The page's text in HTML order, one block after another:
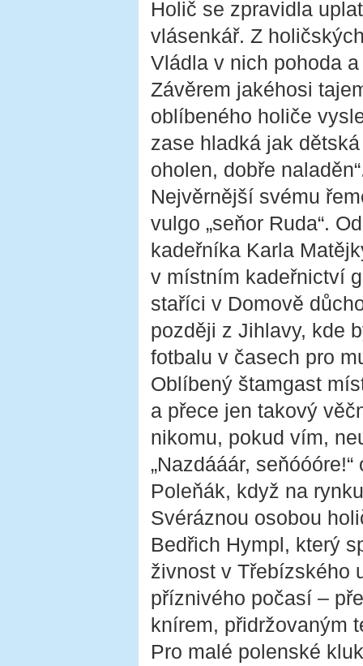
Holič se zpravidla
vlásenkář. Z
Vládla v nich pohoda
Závěrem jakéhosi
oblíbeného holiče
zase hladká jak
oholen, dobře
Nejvěrnější svému
vulgo „seňor Ruda“.
kadeřníka Karla
v místním kadeřnictví
staříci v Domově
později z Jihlavy, kde
fotbalu v časech pro
Oblíbený štamgast
a přece jen takový
nikomu, pokud vím,
„Nazdááár,
Poleňák, když na
Svéráznou osobou
Bedřich Hympl, který
živnost v Třebízského
příznivého počasí –
knírem, přidržovaným
Pro malé polenské